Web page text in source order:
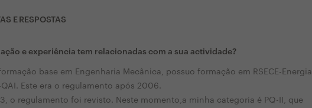
E RESPOSTAS
e experiência tem relacionadas com a sua actividade?
base em Engenharia Mecânica, possuo formação em RSECE-Energia
-QAI. Este era o regulamento após 2006.
o regulamento foi revisto. Neste momento,a minha categoria é PQ-II, que